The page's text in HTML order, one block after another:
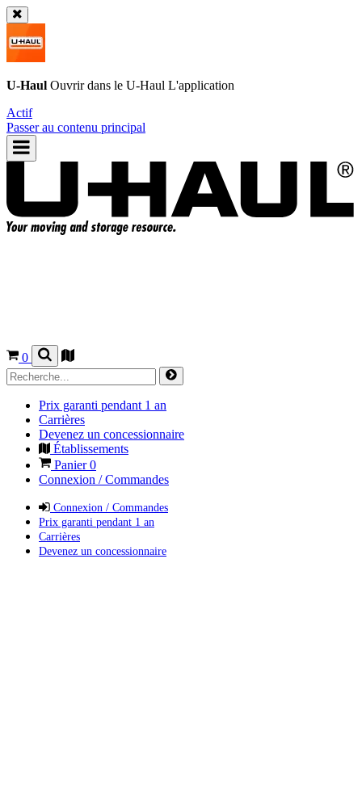
U-Haul Ouvrir dans le U-Haul L'application
Actif
Passer au contenu principal
0
Prix garanti pendant 1 an
Carrières
Devenez un concessionnaire
Établissements
Panier0
Connexion / Commandes
Connexion / Commandes
Prix garanti pendant 1 an
Carrières
Devenez un concessionnaire